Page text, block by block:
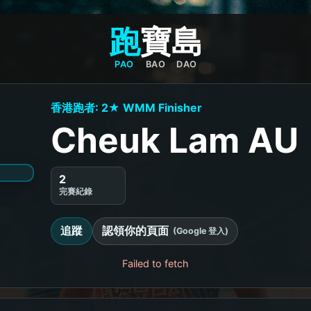
跑
PAO
寶
BAO
島
DAO
香港跑者: 2★ WMM Finisher
Cheuk Lam AU
2
完賽紀錄
追蹤 認領你的頁面 (Google 登入)
Failed to fetch